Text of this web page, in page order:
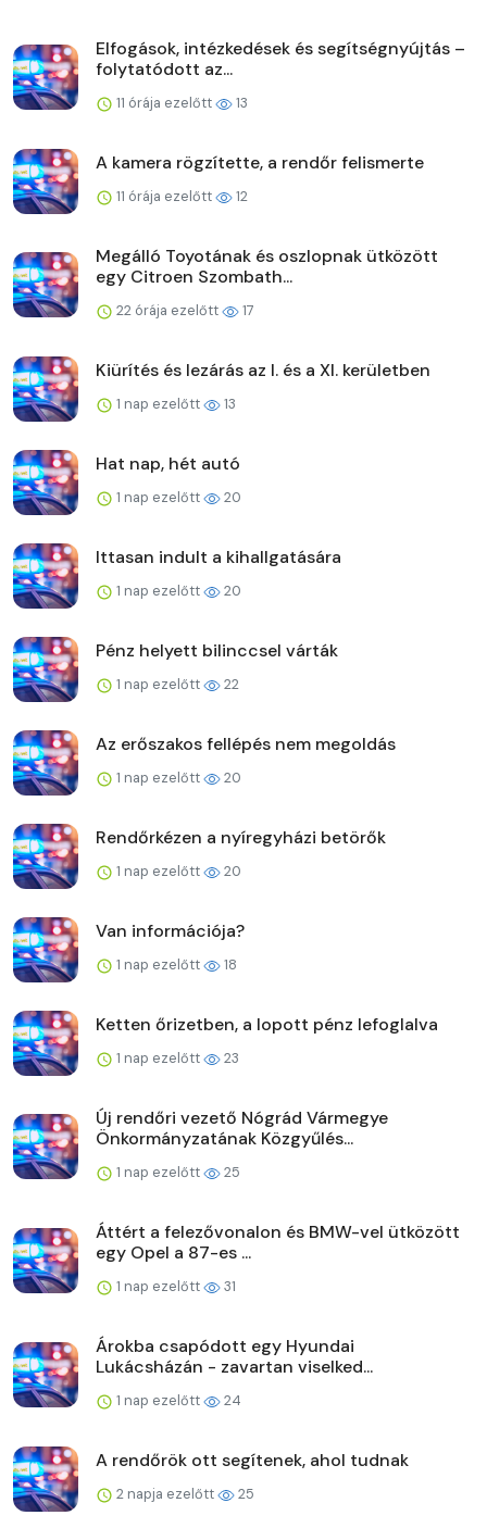
Elfogások, intézkedések és segítségnyújtás –
folytatódott az...
11 órája ezelőtt 13
A kamera rögzítette, a rendőr felismerte
11 órája ezelőtt 12
Megálló Toyotának és oszlopnak ütközött
egy Citroen Szombath...
22 órája ezelőtt 17
Kiürítés és lezárás az I. és a XI. kerületben
1 nap ezelőtt 13
Hat nap, hét autó
1 nap ezelőtt 20
Ittasan indult a kihallgatására
1 nap ezelőtt 20
Pénz helyett bilinccsel várták
1 nap ezelőtt 22
Az erőszakos fellépés nem megoldás
1 nap ezelőtt 20
Rendőrkézen a nyíregyházi betörők
1 nap ezelőtt 20
Van információja?
1 nap ezelőtt 18
Ketten őrizetben, a lopott pénz lefoglalva
1 nap ezelőtt 23
Új rendőri vezető Nógrád Vármegye
Önkormányzatának Közgyűlés...
1 nap ezelőtt 25
Áttért a felezővonalon és BMW-vel ütközött
egy Opel a 87-es ...
1 nap ezelőtt 31
Árokba csapódott egy Hyundai
Lukácsházán - zavartan viselked...
1 nap ezelőtt 24
A rendőrök ott segítenek, ahol tudnak
2 napja ezelőtt 25